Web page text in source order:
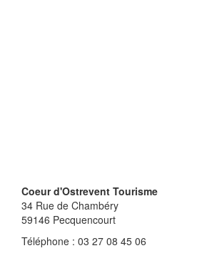
Coeur d'Ostrevent Tourisme
34 Rue de Chambéry
59146 Pecquencourt
Téléphone : 03 27 08 45 06